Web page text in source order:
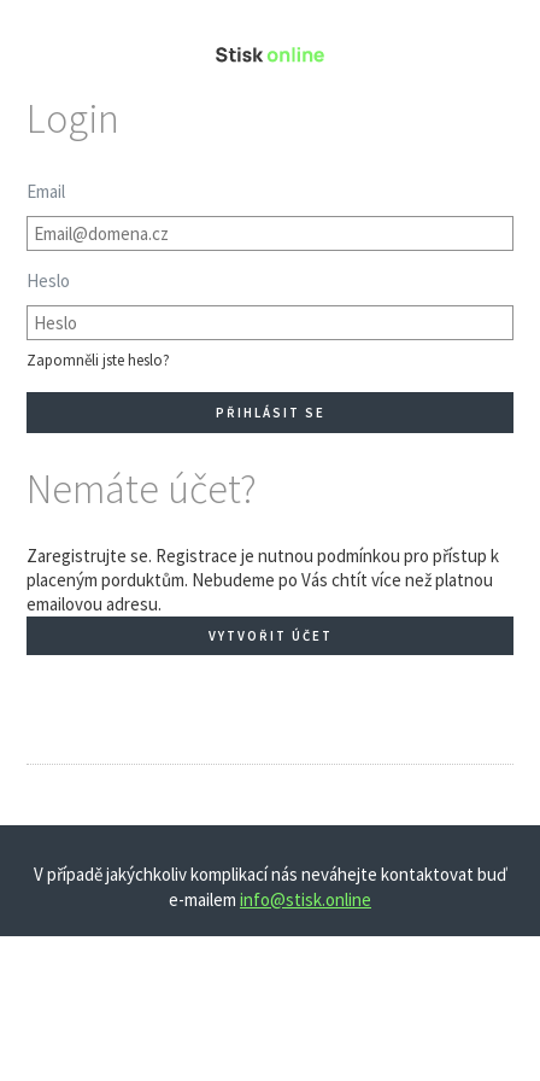
Login
Email
Heslo
Zapomněli jste heslo?
Nemáte účet?
Zaregistrujte se. Registrace je nutnou podmínkou pro přístup k
placeným porduktům. Nebudeme po Vás chtít více než platnou
emailovou adresu.
VYTVOŘIT ÚČET
V případě jakýchkoliv komplikací nás neváhejte kontaktovat buď
e-mailem info@stisk.online